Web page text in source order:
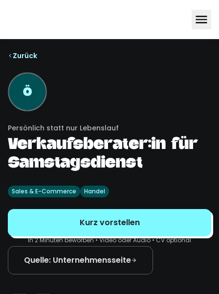
Zurück
Ö
Persönlich statt nur Lebenslauf
Verkaufsberater:in für
Samstagsdienst
Sales & E-Commerce Handel
Kurz vorstellen
In 2 Minuten beworben • Video oder Audio • CV optional
Quelle: Unternehmensseite